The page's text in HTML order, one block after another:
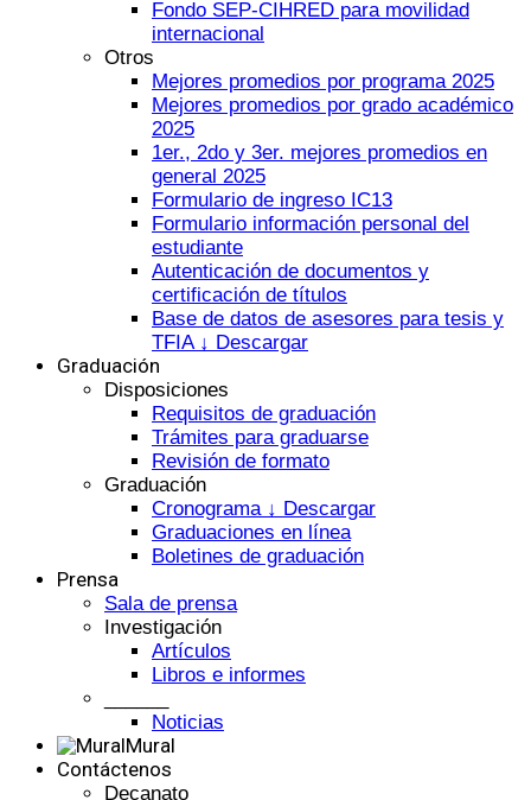
Fondo SEP-CIHRED para movilidad
internacional
Otros
Mejores promedios por programa 2025
Mejores promedios por grado académico
2025
1er., 2do y 3er. mejores promedios en
general 2025
Formulario de ingreso IC13
Formulario información personal del
estudiante
Autenticación de documentos y
certificación de títulos
Base de datos de asesores para tesis y
TFIA ↓ Descargar
Graduación
Disposiciones
Requisitos de graduación
Trámites para graduarse
Revisión de formato
Graduación
Cronograma ↓ Descargar
Graduaciones en línea
Boletines de graduación
Prensa
Sala de prensa
Investigación
Artículos
Libros e informes
Noticias
Mural
Contáctenos
Decanato